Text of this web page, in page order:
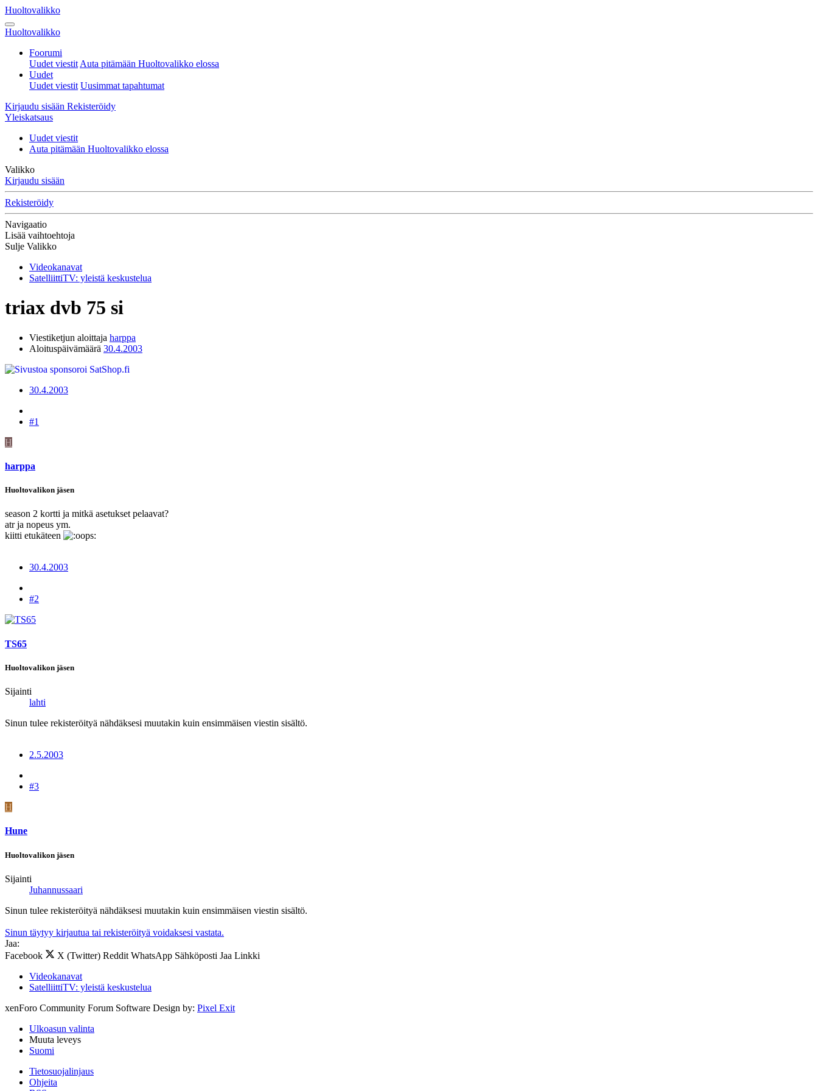
Huoltovalikko
Huoltovalikko
Foorumi
Uudet viestit Auta pitämään Huoltovalikko elossa
Uudet
Uudet viestit Uusimmat tapahtumat
Kirjaudu sisään Rekisteröidy
Yleiskatsaus
Uudet viestit
Auta pitämään Huoltovalikko elossa
Valikko
Kirjaudu sisään
Rekisteröidy
Navigaatio
Lisää vaihtoehtoja
Sulje Valikko
Videokanavat
SatelliittiTV: yleistä keskustelua
triax dvb 75 si
Viestiketjun aloittaja harppa
Aloituspäivämäärä 30.4.2003
30.4.2003
#1
H
harppa
Huoltovalikon jäsen
season 2 kortti ja mitkä asetukset pelaavat?
atr ja nopeus ym.
kiitti etukäteen
30.4.2003
#2
TS65
Huoltovalikon jäsen
Sijainti
lahti
Sinun tulee rekisteröityä nähdäksesi muutakin kuin ensimmäisen viestin sisältö.
2.5.2003
#3
H
Hune
Huoltovalikon jäsen
Sijainti
Juhannussaari
Sinun tulee rekisteröityä nähdäksesi muutakin kuin ensimmäisen viestin sisältö.
Sinun täytyy kirjautua tai rekisteröityä voidaksesi vastata.
Jaa:
Facebook
X (Twitter) Reddit WhatsApp Sähköposti Jaa Linkki
Videokanavat
SatelliittiTV: yleistä keskustelua
xenForo Community Forum Software Design by: Pixel Exit
Ulkoasun valinta
Muuta leveys
Suomi
Tietosuojalinjaus
Ohjeita